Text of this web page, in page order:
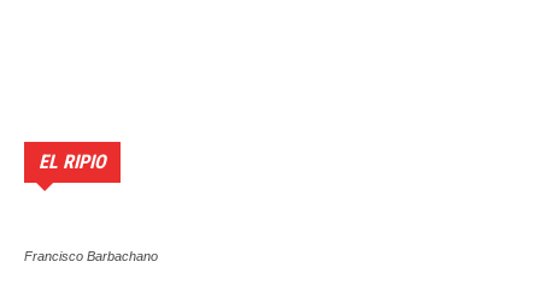
EL RIPIO
Francisco Barbachano